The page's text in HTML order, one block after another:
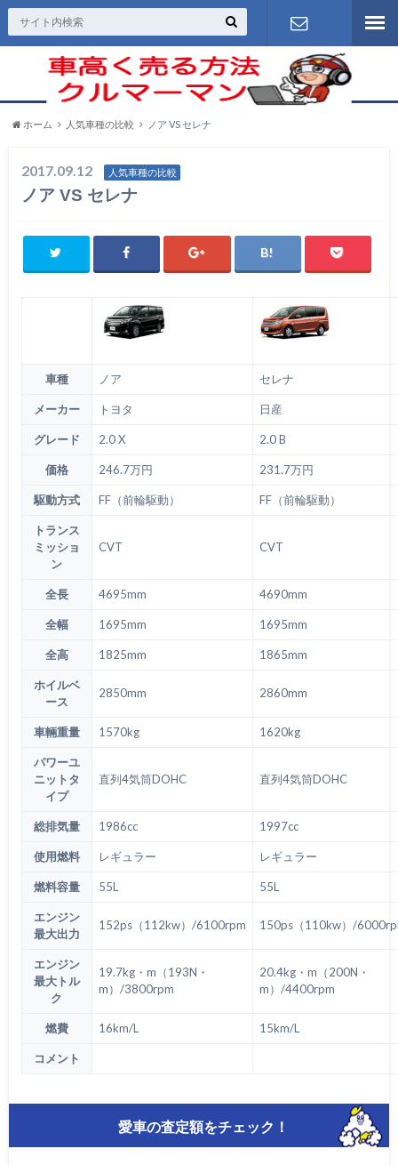
お問い合わ
せ
ホーム 人気車種の比較 ノア VS セレナ
2017.09.12 人気車種の比較
ノア VS セレナ
車種 ノア セレナ
メーカー トヨタ 日産
グレード 2.0 X 2.0 B
価格 246.7万円 231.7万円
駆動方式 FF（前輪駆動） FF（前輪駆動）
トランス
ミッショ
ン
CVT CVT
全長 4695mm 4690mm
全幅 1695mm 1695mm
全高 1825mm 1865mm
ホイルベ
ース
2850mm 2860mm
車輛重量 1570kg 1620kg
パワーユ
ニットタ
イプ
直列4気筒DOHC 直列4気筒DOHC
総排気量 1986cc 1997cc
使用燃料 レギュラー レギュラー
燃料容量 55L 55L
エンジン
最大出力
152ps（112kw）/6100rpm 150ps（110kw）/
エンジン
最大トル
ク
19.7kg・m（193N・
m）/3800rpm
20.4kg・m（200N・
m）/4400rpm
燃費 16km/L 15km/L
コメント
愛車の査定額をチェック！